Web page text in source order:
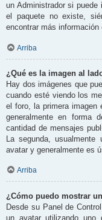
un Administrador si
el paquete no existe,
encontrar más
Arriba
¿Qué es la imagen al
Hay dos imágenes que
cuando esté viendo los
el foro, la primera imagen
generalmente en forma
cantidad de mensajes
La segunda,
avatar y generalmente es
Arriba
¿Cómo puedo mostrar
Desde su Panel de
un avatar utilizando uno